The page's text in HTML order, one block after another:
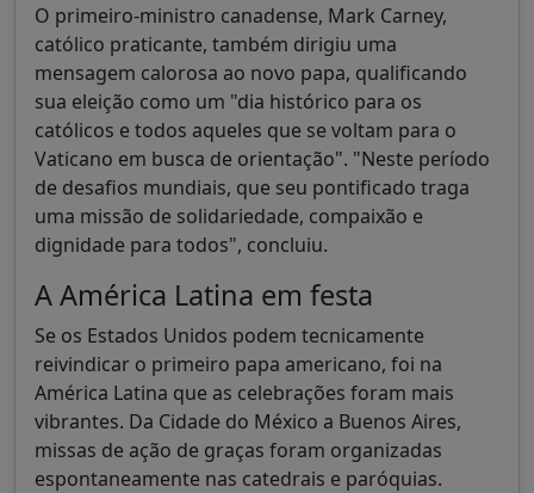
O primeiro-ministro canadense, Mark Carney,
católico praticante, também dirigiu uma
mensagem calorosa ao novo papa, qualificando
sua eleição como um "dia histórico para os
católicos e todos aqueles que se voltam para o
Vaticano em busca de orientação". "Neste período
de desafios mundiais, que seu pontificado traga
uma missão de solidariedade, compaixão e
dignidade para todos", concluiu.
A América Latina em festa
Se os Estados Unidos podem tecnicamente
reivindicar o primeiro papa americano, foi na
América Latina que as celebrações foram mais
vibrantes. Da Cidade do México a Buenos Aires,
missas de ação de graças foram organizadas
espontaneamente nas catedrais e paróquias.